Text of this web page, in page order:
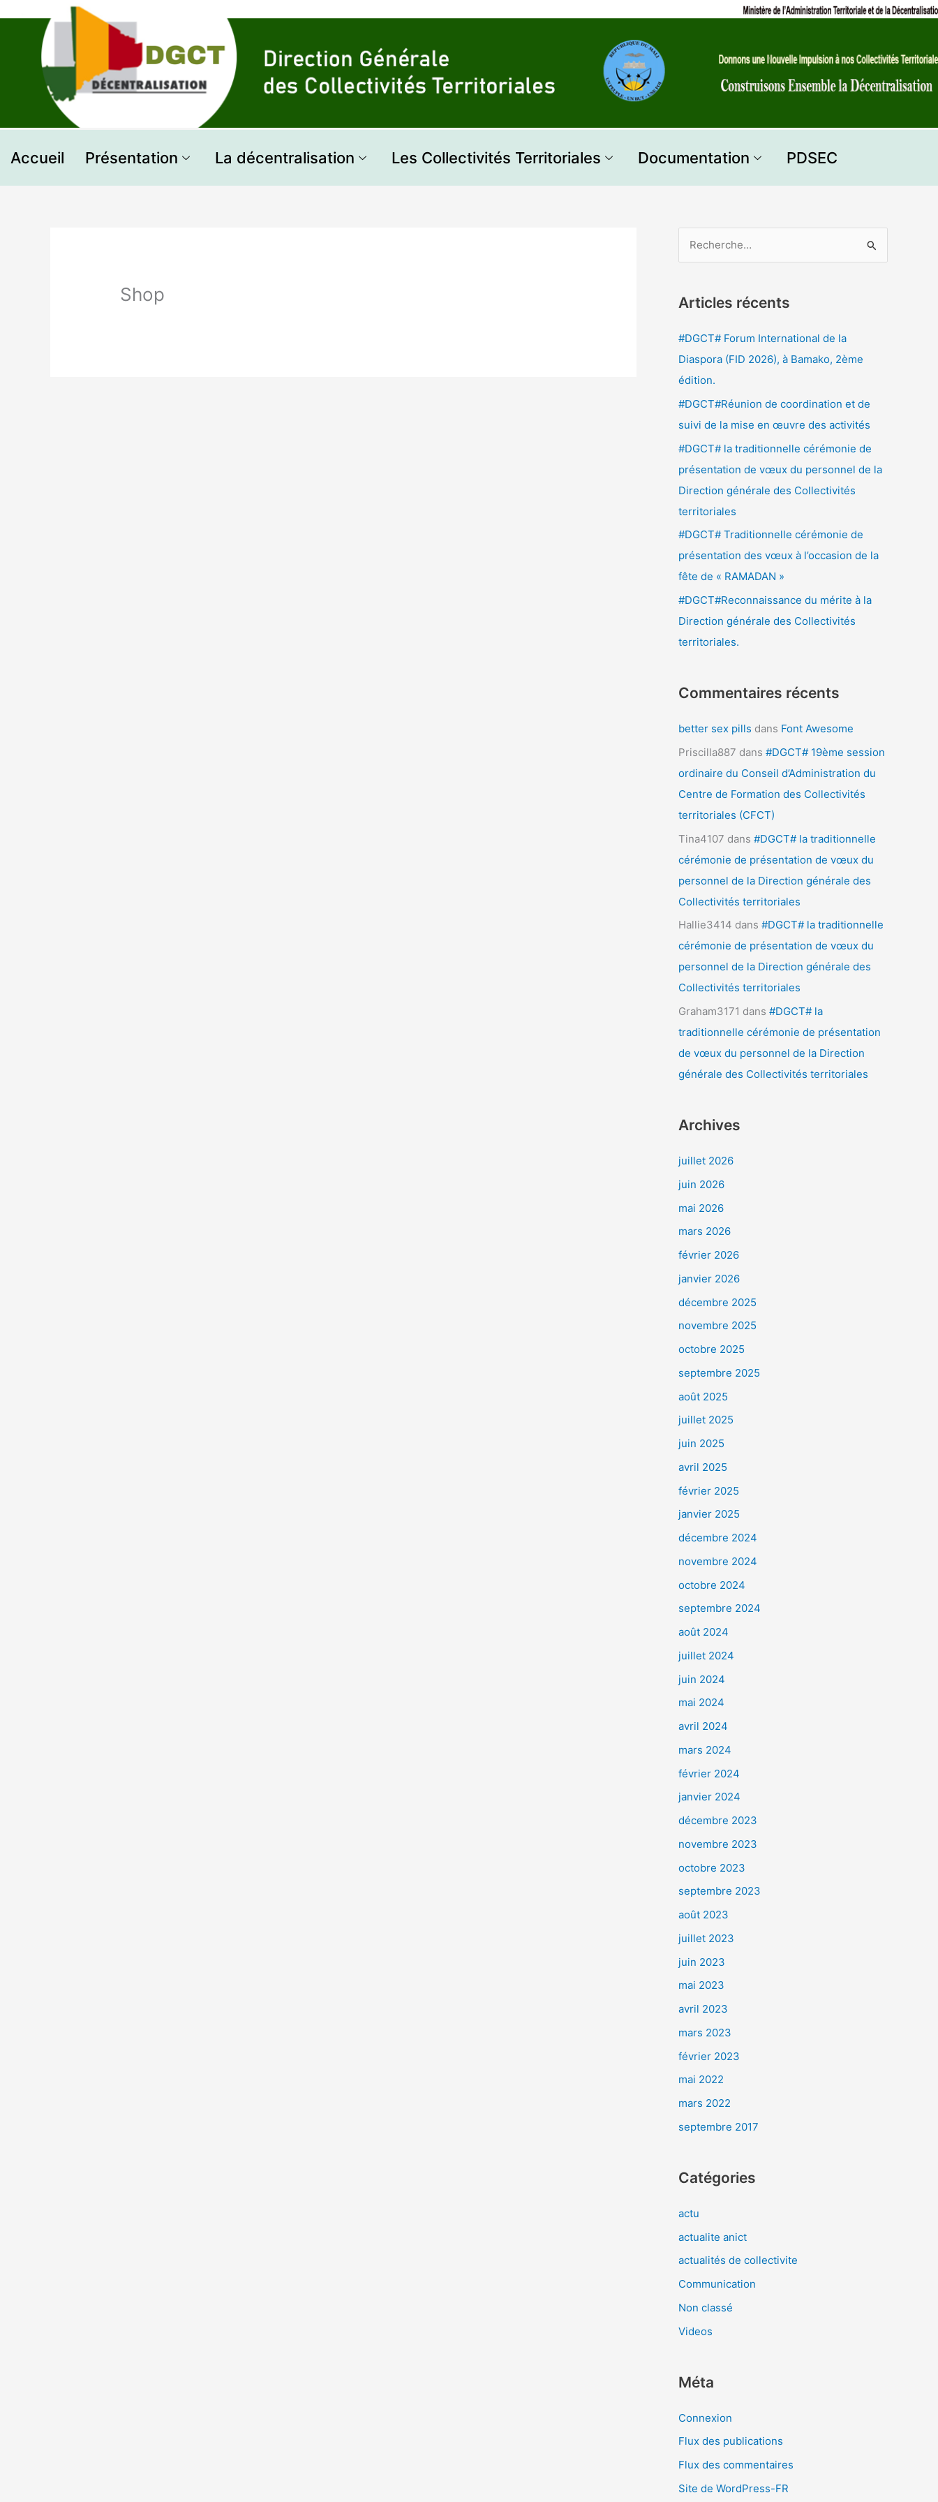
Accueil Présentation La décentralisation Les Collectivités Territoriales Documentation PDSEC
Shop
h
e
r
c
:
Articles récents
#DGCT# Forum International de la
Diaspora (FID 2026), à Bamako, 2ème
édition.
#DGCT#Réunion de coordination et de
suivi de la mise en œuvre des activités
#DGCT# la traditionnelle cérémonie de
présentation de vœux du personnel de la
Direction générale des Collectivités
territoriales
#DGCT# Traditionnelle cérémonie de
présentation des vœux à l’occasion de la
fête de « RAMADAN »
#DGCT#Reconnaissance du mérite à la
Direction générale des Collectivités
territoriales.
Commentaires récents
better sex pills dans Font Awesome
Priscilla887 dans #DGCT# 19ème session
ordinaire du Conseil d’Administration du
Centre de Formation des Collectivités
territoriales (CFCT)
Tina4107 dans #DGCT# la traditionnelle
cérémonie de présentation de vœux du
personnel de la Direction générale des
Collectivités territoriales
Hallie3414 dans #DGCT# la traditionnelle
cérémonie de présentation de vœux du
personnel de la Direction générale des
Collectivités territoriales
Graham3171 dans #DGCT# la
traditionnelle cérémonie de présentation
de vœux du personnel de la Direction
générale des Collectivités territoriales
Archives
juillet 2026
juin 2026
mai 2026
mars 2026
février 2026
janvier 2026
décembre 2025
novembre 2025
octobre 2025
septembre 2025
août 2025
juillet 2025
juin 2025
avril 2025
février 2025
janvier 2025
décembre 2024
novembre 2024
octobre 2024
septembre 2024
août 2024
juillet 2024
juin 2024
mai 2024
avril 2024
mars 2024
février 2024
janvier 2024
décembre 2023
novembre 2023
octobre 2023
septembre 2023
août 2023
juillet 2023
juin 2023
mai 2023
avril 2023
mars 2023
février 2023
mai 2022
mars 2022
septembre 2017
Catégories
actu
actualite anict
actualités de collectivite
Communication
Non classé
Videos
Méta
Connexion
Flux des publications
Flux des commentaires
Site de WordPress-FR